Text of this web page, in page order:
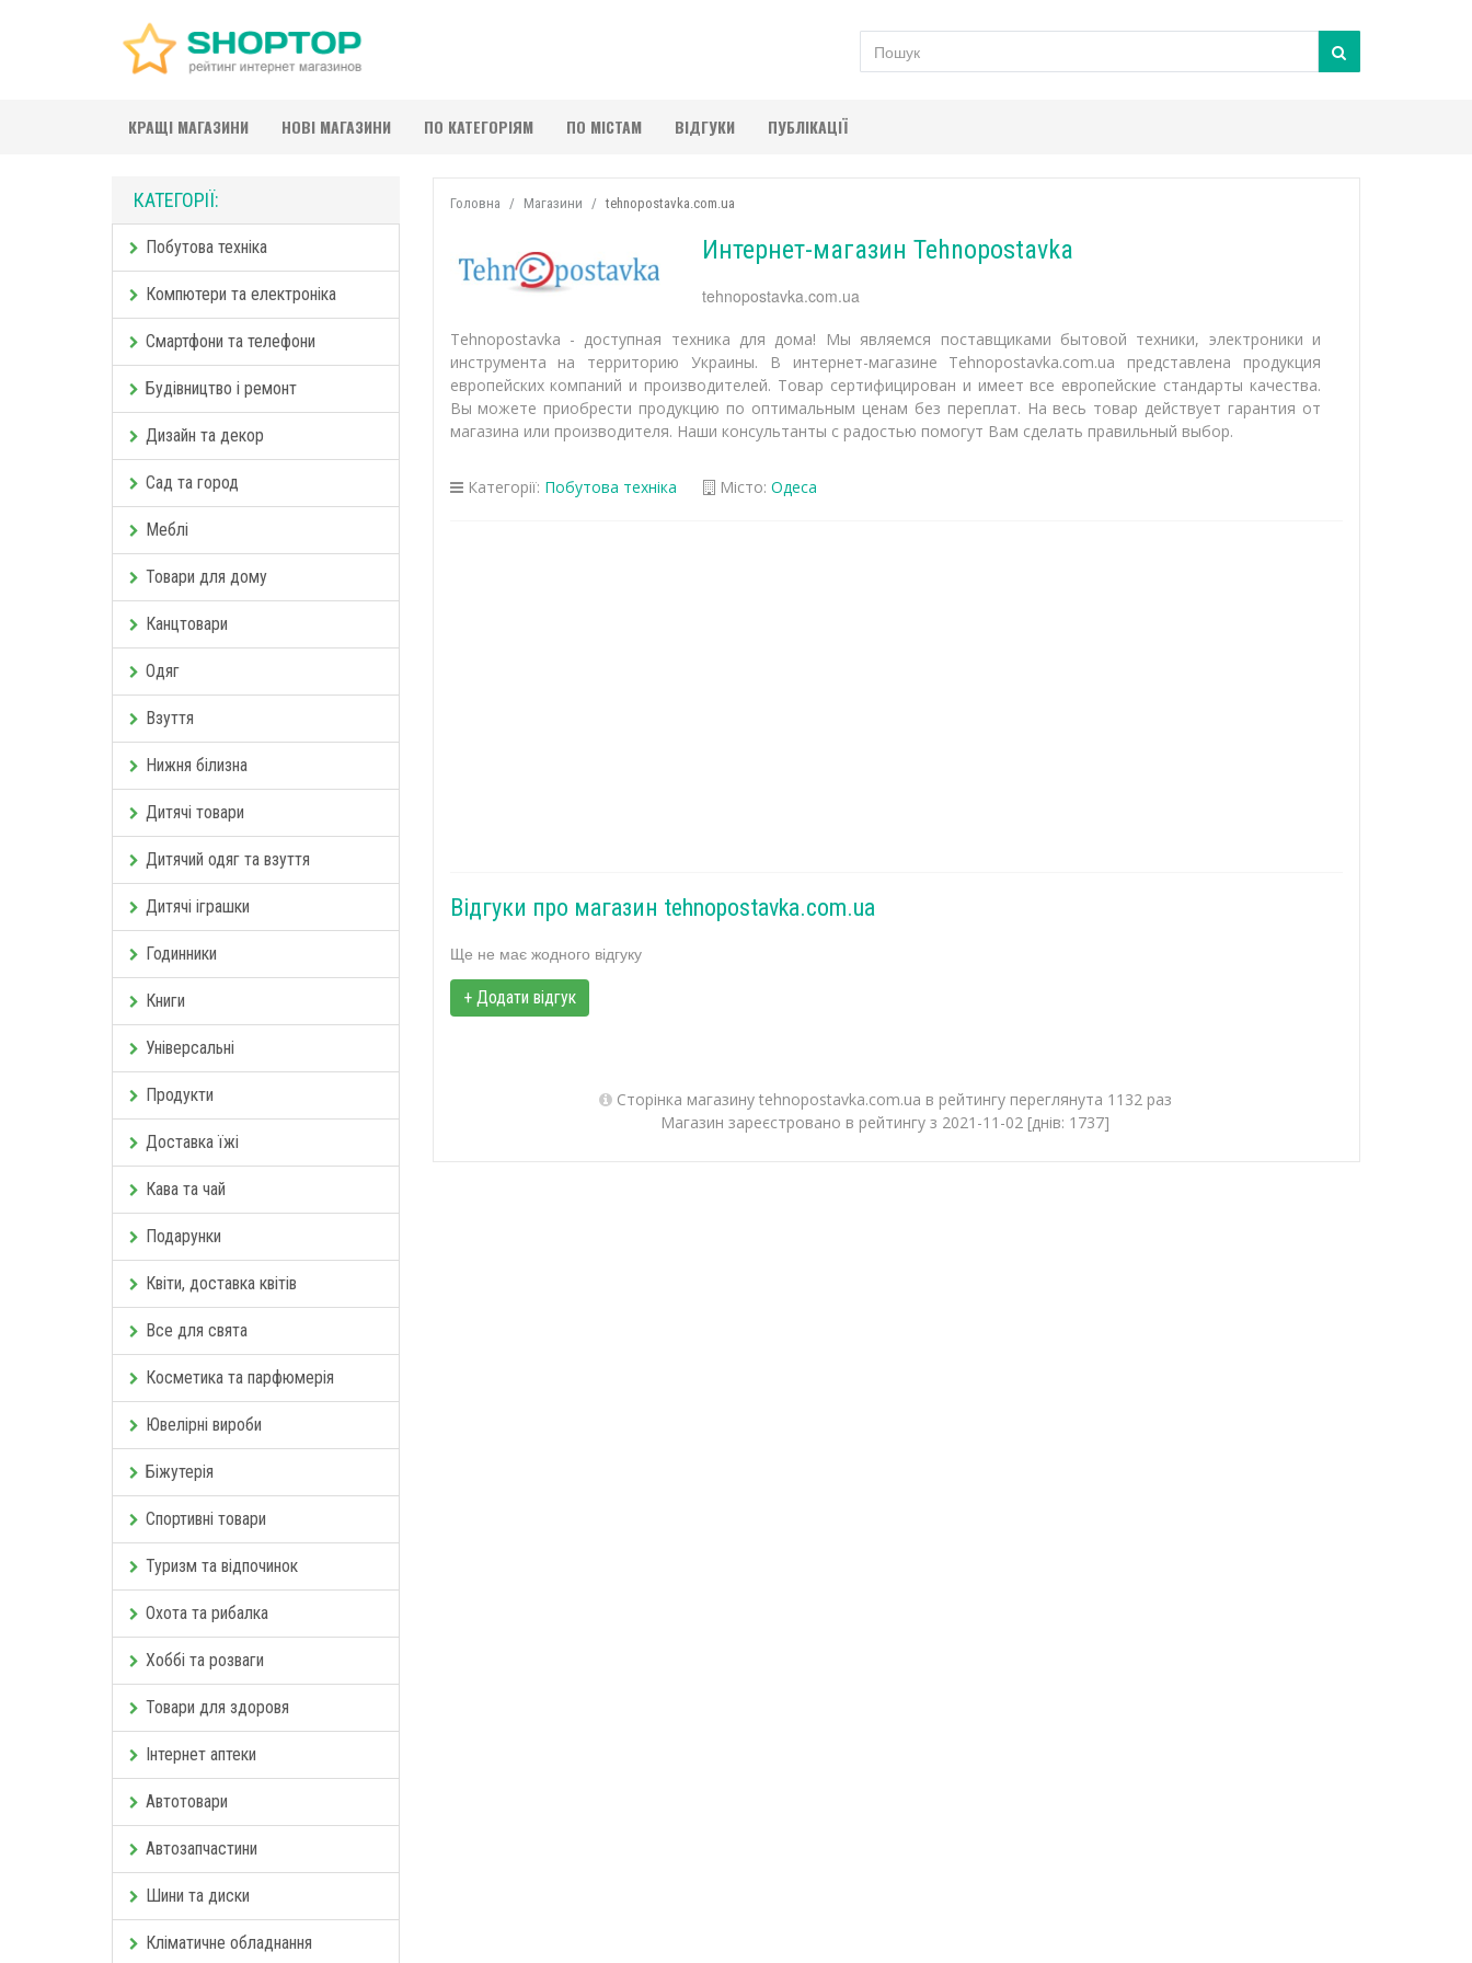
КРАЩІ МАГАЗИНИ НОВІ МАГАЗИНИ ПО КАТЕГОРІЯМ ПО МІСТАМ ВІДГУКИ ПУБЛІКАЦІЇ
КАТЕГОРІЇ:
Побутова техніка
Компютери та електроніка
Смартфони та телефони
Будівництво і ремонт
Дизайн та декор
Сад та город
Меблі
Товари для дому
Канцтовари
Одяг
Взуття
Нижня білизна
Дитячі товари
Дитячий одяг та взуття
Дитячі іграшки
Годинники
Книги
Універсальні
Продукти
Доставка їжі
Кава та чай
Подарунки
Квіти, доставка квітів
Все для свята
Косметика та парфюмерія
Ювелірні вироби
Біжутерія
Спортивні товари
Туризм та відпочинок
Охота та рибалка
Хоббі та розваги
Товари для здоровя
Інтернет аптеки
Автотовари
Автозапчастини
Шини та диски
Кліматичне обладнання
Головна Магазини tehnopostavka.com.ua
Интернет-магазин Tehnopostavka
tehnopostavka.com.ua
Tehnopostavka - доступная техника для дома! Мы являемся поставщиками бытовой техники, электроники и
инструмента на территорию Украины. В интернет-магазине Tehnopostavka.com.ua представлена продукция
европейских компаний и производителей. Товар сертифицирован и имеет все европейские стандарты качества.
Вы можете приобрести продукцию по оптимальным ценам без переплат. На весь товар действует гарантия от
магазина или производителя. Наши консультанты с радостью помогут Вам сделать правильный выбор.
Категорії: Побутова техніка Місто: Одеса
Відгуки про магазин tehnopostavka.com.ua
Ще не має жодного відгуку
+ Додати відгук
Сторінка магазину tehnopostavka.com.ua в рейтингу переглянута 1132 раз
Магазин зареєстровано в рейтингу з 2021-11-02 [днів: 1737]